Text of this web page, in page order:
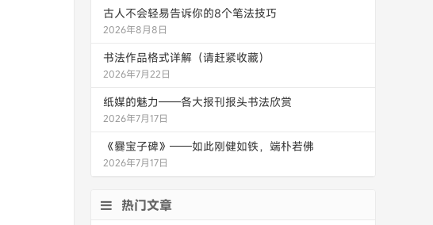
古人不会轻易告诉你的8个笔法技巧
2026年8月8日
书法作品格式详解（请赶紧收藏）
2026年7月22日
纸媒的魅力——各大报刊报头书法欣赏
2026年7月17日
《爨宝子碑》——如此刚健如铁，端朴若佛
2026年7月17日
热门文章